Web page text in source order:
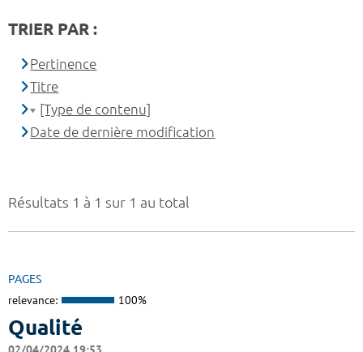
Résultats 1 à 1 sur 1 au total
PAGES
relevance: 100%
Qualité
TRIER PAR :
Pertinence
Titre
[Type de contenu]
Date de dernière modification